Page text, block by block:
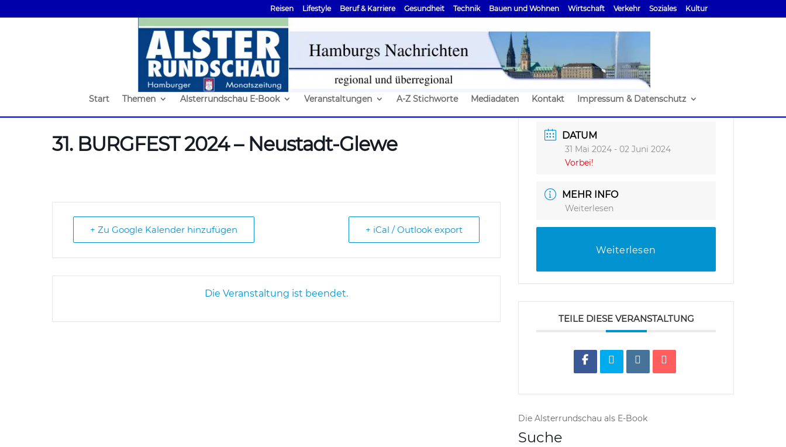
Reisen Lifestyle Beruf & Karriere Gesundheit Technik Bauen und Wohnen Wirtschaft Verkehr Soziales Kultur
Start Themen Alsterrundschau E-Book Veranstaltungen A-Z Stichworte Mediadaten Kontakt Impressum & Datenschutz
31. BURGFEST 2024 – Neustadt-Glewe
+ Zu Google Kalender hinzufügen + iCal / Outlook export
Die Veranstaltung ist beendet.
DATUM
31 Mai 2024 - 02 Juni 2024
Vorbei!
MEHR INFO
Weiterlesen
Weiterlesen
TEILE DIESE VERANSTALTUNG
Die Alsterrundschau als E-Book
Suche